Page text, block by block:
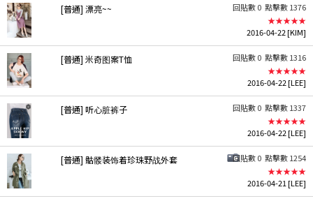
回貼數 0 點擊數 1376
[普通] 漂亮~~
★★★★★
2016-04-22[KIM]
回貼數 0 點擊數 1316
[普通] 米奇图案T恤
★★★★★
2016-04-22[LEE]
回貼數 0 點擊數 1337
[普通] 听心脏裤子
★★★★★
2016-04-22[LEE]
回貼數 0 點擊數 1254
[普通] 骷髅装饰着珍珠野战外套
★★★★★
2016-04-21 [LEE]